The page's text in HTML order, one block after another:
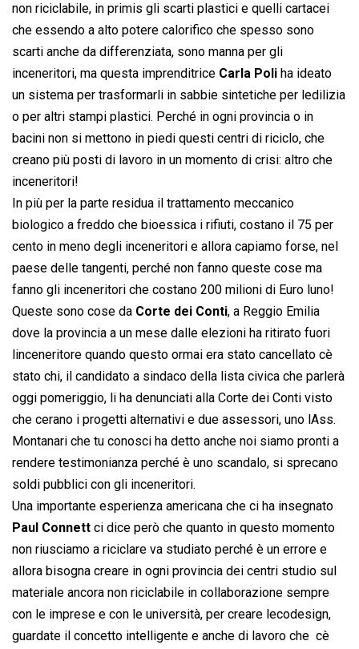
non riciclabile, in primis gli scarti plastici e quelli cartacei
che essendo a alto potere calorifico che spesso sono
scarti anche da differenziata, sono manna per gli
inceneritori, ma questa imprenditrice Carla Poli ha ideato
un sistema per trasformarli in sabbie sintetiche per ledilizia
o per altri stampi plastici. Perché in ogni provincia o in
bacini non si mettono in piedi questi centri di riciclo, che
creano più posti di lavoro in un momento di crisi: altro che
inceneritori!
In più per la parte residua il trattamento meccanico
biologico a freddo che bioessica i rifiuti, costano il 75 per
cento in meno degli inceneritori e allora capiamo forse, nel
paese delle tangenti, perché non fanno queste cose ma
fanno gli inceneritori che costano 200 milioni di Euro luno!
Queste sono cose da Corte dei Conti, a Reggio Emilia
dove la provincia a un mese dalle elezioni ha ritirato fuori
linceneritore quando questo ormai era stato cancellato cè
stato chi, il candidato a sindaco della lista civica che parlerà
oggi pomeriggio, li ha denunciati alla Corte dei Conti visto
che cerano i progetti alternativi e due assessori, uno lAss.
Montanari che tu conosci ha detto anche noi siamo pronti a
rendere testimonianza perché è uno scandalo, si sprecano
soldi pubblici con gli inceneritori.
Una importante esperienza americana che ci ha insegnato
Paul Connett ci dice però che quanto in questo momento
non riusciamo a riciclare va studiato perché è un errore e
allora bisogna creare in ogni provincia dei centri studio sul
materiale ancora non riciclabile in collaborazione sempre
con le imprese e con le università, per creare lecodesign,
guardate il concetto intelligente e anche di lavoro che cè